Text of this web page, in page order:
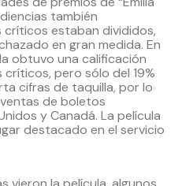
también
críticos estaban divididos,
en gran medida. En
obtuvo una calificación
pero sólo del 19%
cifras de taquilla, por lo
ventas de boletos
y Canadá. La película
destacado en el servicio